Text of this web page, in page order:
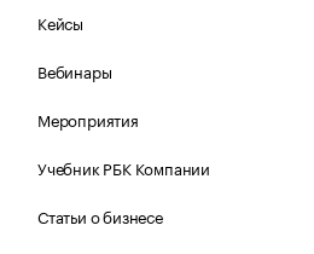
Кейсы
Вебинары
Мероприятия
Учебник РБК Компании
Статьи о бизнесе